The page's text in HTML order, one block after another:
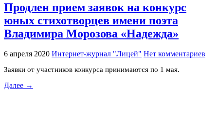
Продлен прием заявок на конкурс
юных стихотворцев имени поэта
Владимира Морозова «Надежда»
6 апреля 2020 Интернет-журнал "Лицей" Нет комментариев
Заявки от участников конкурса принимаются по 1 мая.
Далее →